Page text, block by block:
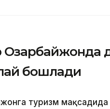
Озарбайжонда
бошлади
туризм